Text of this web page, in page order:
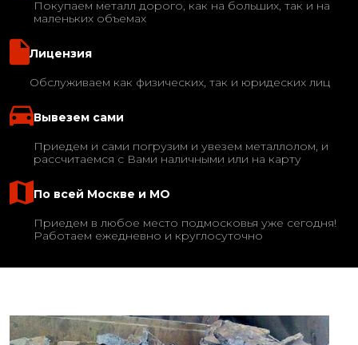
Покупаем металл дорого, как на больших, так и на
маленьких объемах
Лицензия
Обслуживаем как физических, так и юридеских лиц
Вывезем сами
Приедем и сами погрузим и увезем металлолом, и
рассчитаемся с Вами наличными или на карту
По всей Москве и МО
Приедем в любое место подмосковья уже сегодня!
Работаем ежедневно и круглосуточно